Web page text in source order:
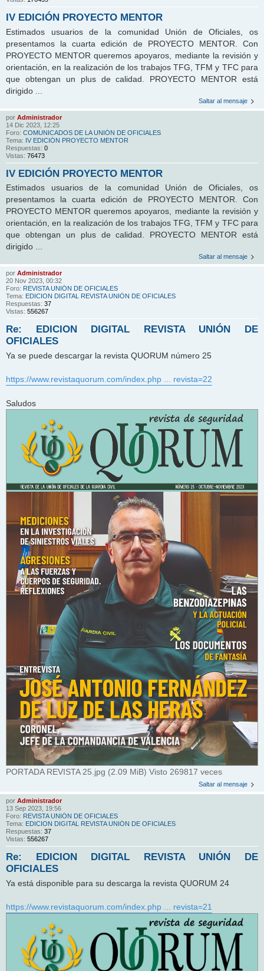
IV EDICIÓN PROYECTO MENTOR
Estimados usuarios de la comunidad Unión de Oficiales, os
presentamos la cuarta edición de PROYECTO MENTOR. Con
PROYECTO MENTOR queremos apoyaros, mediante la revisión y
orientación, en la realización de los trabajos TFG, TFM y TFC para
que obtengan un plus de calidad. PROYECTO MENTOR está
dirigido ...
Saltar al mensaje
por Administrador
14 Dic 2023, 12:25
Foro: COMUNICADOS DE LA UNIÓN DE OFICIALES
Tema: IV EDICIÓN PROYECTO MENTOR
Respuestas: 0
Vistas: 76473
IV EDICIÓN PROYECTO MENTOR
Estimados usuarios de la comunidad Unión de Oficiales, os
presentamos la cuarta edición de PROYECTO MENTOR. Con
PROYECTO MENTOR queremos apoyaros, mediante la revisión y
orientación, en la realización de los trabajos TFG, TFM y TFC para
que obtengan un plus de calidad. PROYECTO MENTOR está
dirigido ...
Saltar al mensaje
por Administrador
20 Nov 2023, 00:32
Foro: REVISTA UNIÓN DE OFICIALES
Tema: EDICION DIGITAL REVISTA UNIÓN DE OFICIALES
Respuestas: 37
Vistas: 556267
Re: EDICION DIGITAL REVISTA UNIÓN DE
OFICIALES
Ya se puede descargar la revista QUORUM número 25
https://www.revistaquorum.com/index.php ... revista=22
Saludos
PORTADA REVISTA 25.jpg (2.09 MiB) Visto 269817 veces
Saltar al mensaje
por Administrador
13 Sep 2023, 19:56
Foro: REVISTA UNIÓN DE OFICIALES
Tema: EDICION DIGITAL REVISTA UNIÓN DE OFICIALES
Respuestas: 37
Vistas: 556267
Re: EDICION DIGITAL REVISTA UNIÓN DE
OFICIALES
Ya está disponible para su descarga la revista QUORUM 24
https://www.revistaquorum.com/index.php ... revista=21